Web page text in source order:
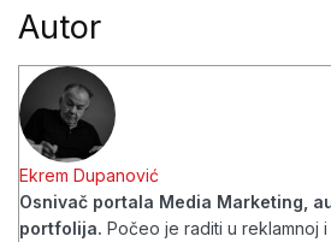
Autor
Ekrem Dupanović
Osnivač portala Media Marketing,
portfolija. Počeo je raditi u reklamnoj